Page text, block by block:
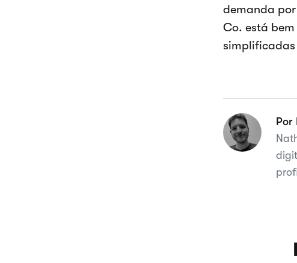
demanda
Co. está
simplificadas
Por